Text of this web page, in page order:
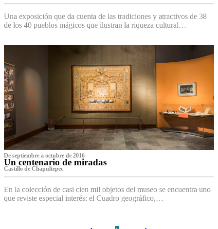
Una exposición que da cuenta de las tradiciones y atractivos de 38
de los 40 pueblos mágicos que ilustran la riqueza cultural…
De septiembre a octubre de 2016
Un centenario de miradas
Castillo de Chapultepec
En la colección de casi cien mil objetos del museo se encuentra uno
que reviste especial interés: el Cuadro geográfico,…